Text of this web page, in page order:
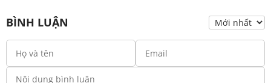
BÌNH LUẬN